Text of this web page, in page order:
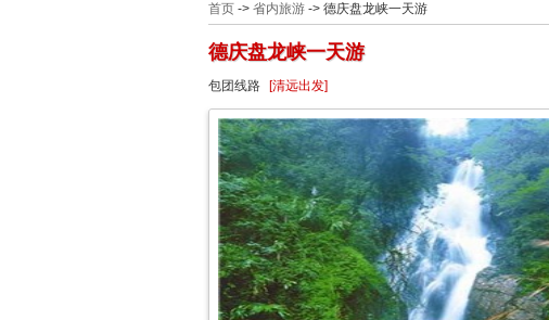
首页 -> 省内旅游 -> 德庆盘龙峡一天游
德庆盘龙峡一天游
包团线路 [清远出发]